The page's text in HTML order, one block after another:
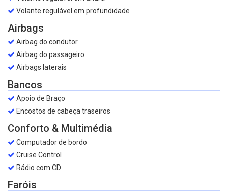
Volante regulável em profundidade
Airbags
Airbag do condutor
Airbag do passageiro
Airbags laterais
Bancos
Apoio de Braço
Encostos de cabeça traseiros
Conforto & Multimédia
Computador de bordo
Cruise Control
Rádio com CD
Faróis